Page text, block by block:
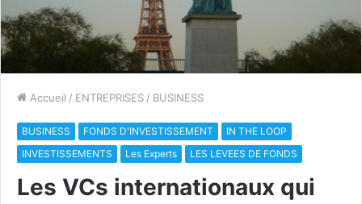
Accueil / ENTREPRISES / BUSINESS
BUSINESS FONDS D'INVESTISSEMENT
IN THE LOOP
INVESTISSEMENTS
Les Experts LES LEVEES DE FONDS
Les VCs internationaux qui